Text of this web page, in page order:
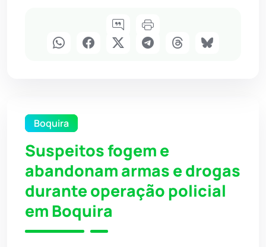
Boquira
Suspeitos fogem e
abandonam armas e drogas
durante operação policial
em Boquira